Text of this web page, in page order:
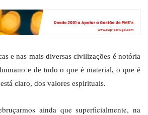
e nas mais diversas civilizações é notória
e de tudo o que é material, o que é
claro, dos valores espirituais.
ainda que superficialmente, na